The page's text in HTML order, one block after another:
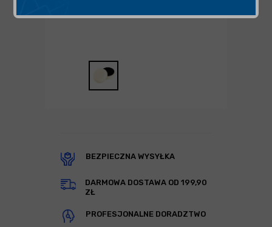
BEZPIECZNA WYSYŁKA
DARMOWA DOSTAWA OD 199,90
ZŁ
PROFESJONALNE DORADZTWO